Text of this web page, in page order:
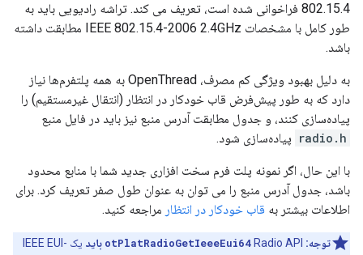
802.15.4 فراخوانی شده است، تعریف می کند. تراشه رادیویی باید به
طور کامل با مشخصات IEEE 802.15.4-2006 2.4GHz مطابقت داشته
باشد.
به دلیل بهبود ویژگی کم مصرف، OpenThread به همه پلتفرم‌ها نیاز
دارد که به طور پیش‌فرض قاب خودکار در انتظار (انتقال غیرمستقیم) را
پیاده‌سازی کنند، و جدول مطابقت آدرس منبع نیز باید در فایل منبع
radio.h پیاده‌سازی شود.
با این حال، اگر نمونه پلت فرم سخت افزاری جدید شما با منابع محدود
باشد، جدول آدرس منبع را می توان به عنوان طول صفر تعریف کرد. برای
اطلاعات بیشتر به قاب خودکار در انتظار مراجعه کنید.
توجه: otPlatRadioGetIeeeEui64 Radio API باید یک IEEE EUI-